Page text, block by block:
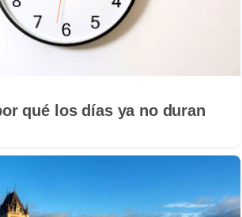
qué los días ya no duran